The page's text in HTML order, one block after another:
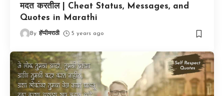
मदत करतील | Cheat Status, Messages, and
Quotes in Marathi
By हॅप्पीमराठी 5 years ago